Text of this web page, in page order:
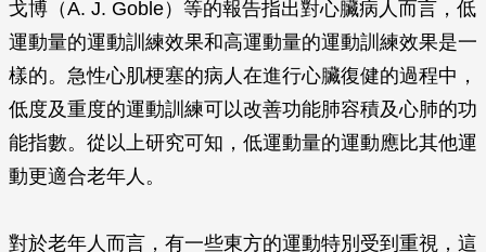
戈博（A. J. Goble）等的報告指出對心臟病人而言，低
運動量的運動訓練效果和高運動量的運動訓練效果是一
樣的。急性心肌梗塞的病人在進行心臟復健的過程中，
低度及重度的運動訓練可以改善功能肺容積及心肺的功
能指數。從以上研究可知，低運動量的運動應比其他運
動更適合老年人。
對於老年人而言，有一些東方的運動特別受到重視，這